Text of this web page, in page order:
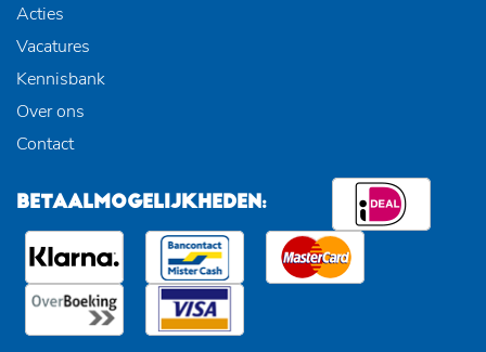
Acties
Vacatures
Kennisbank
Over ons
Contact
BETAALMOGELIJKHEDEN: